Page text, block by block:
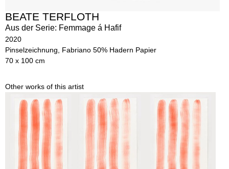
BEATE TERFLOTH
Aus der Serie: Femmage á Hafif
2020
Pinselzeichnung, Fabriano 50% Hadern Papier
70 x 100 cm
Other works of this artist